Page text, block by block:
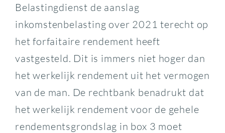
Belastingdienst de aanslag
inkomstenbelasting over 2021 terecht op
het forfaitaire rendement heeft
vastgesteld. Dit is immers niet hoger dan
het werkelijk rendement uit het vermogen
van de man. De rechtbank benadrukt dat
het werkelijk rendement voor de gehele
rendementsgrondslag in box 3 moet